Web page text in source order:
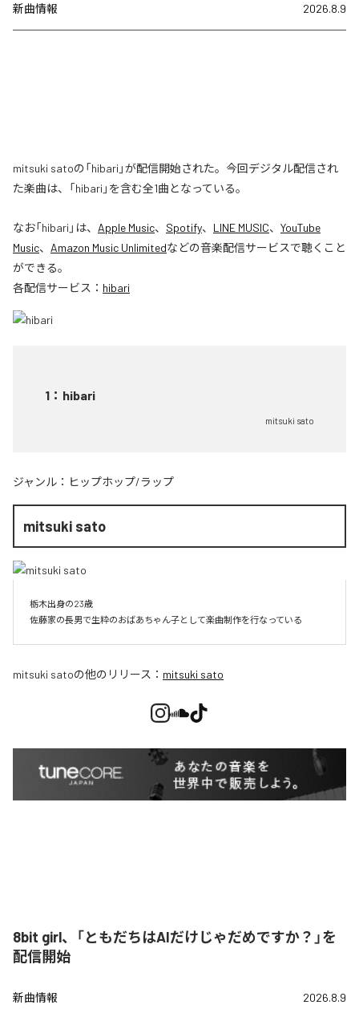
新曲情報 2026.8.9
mitsuki satoの「hibari」が配信開始された。今回デジタル配信され
た楽曲は、「hibari」を含む全1曲となっている。
なお「hibari 」は、 Apple Music、 Spotify、 LINE MUSIC、 YouTube
Music、 Amazon Music Unlimitedなどの音楽配信サービスで聴くこと
ができる。
各配信サービス： hibari
1 ： hibari
mitsuki sato
ジャンル： ヒップホップ/ラップ
mitsuki sato
栃木出身の23歳
佐藤家の長男で生粋のおばあちゃん子として楽曲制作を行なっている
mitsuki satoの他のリリース： mitsuki sato
8bit girl、「ともだちはAIだけじゃだめですか？」を
配信開始
新曲情報 2026.8.9